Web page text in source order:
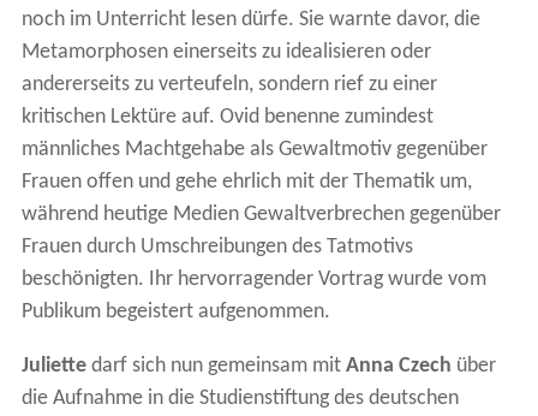
noch im Unterricht lesen dürfe. Sie warnte davor, die
Metamorphosen einerseits zu idealisieren oder
andererseits zu verteufeln, sondern rief zu einer
kritischen Lektüre auf. Ovid benenne zumindest
männliches Machtgehabe als Gewaltmotiv gegenüber
Frauen offen und gehe ehrlich mit der Thematik um,
während heutige Medien Gewaltverbrechen gegenüber
Frauen durch Umschreibungen des Tatmotivs
beschönigten. Ihr hervorragender Vortrag wurde vom
Publikum begeistert aufgenommen.
Juliette darf sich nun gemeinsam mit Anna Czech über
die Aufnahme in die Studienstiftung des deutschen